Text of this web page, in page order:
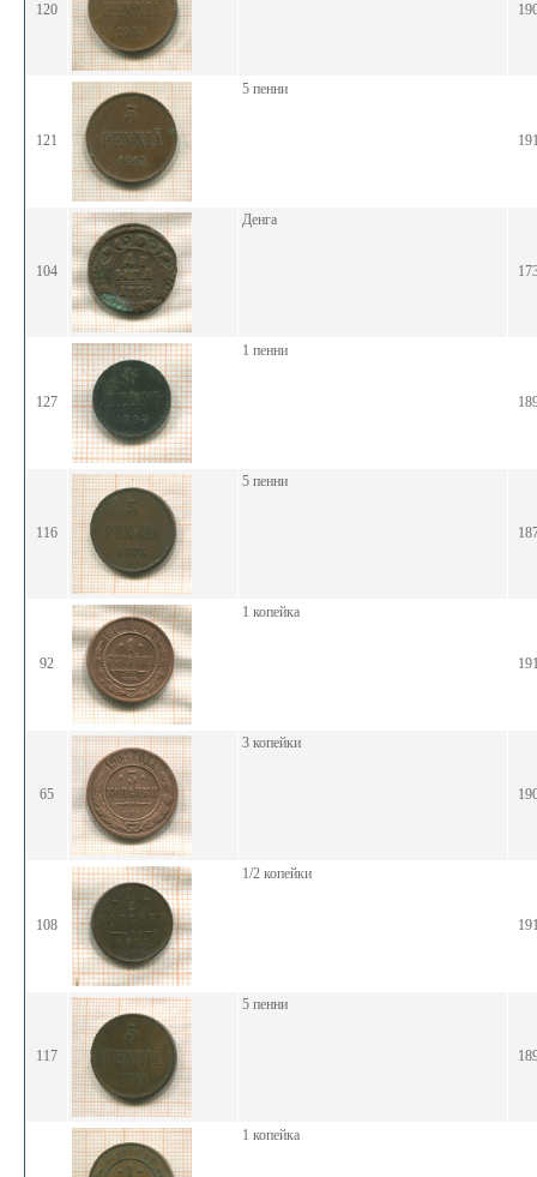
120
121
5 пенни
104
Денга
127
1 пенни
116
5 пенни
92
1 копейка
65
3 копейки
108
1/2 копейки
117
5 пенни
1 копейка